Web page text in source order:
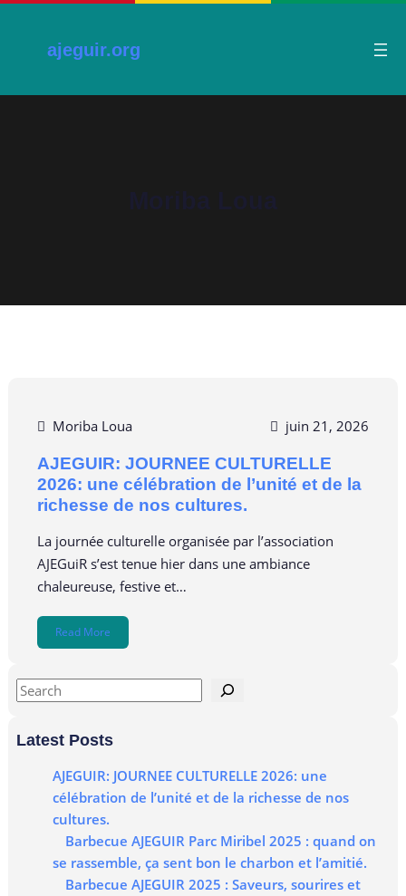
ajeguir.org
Moriba Loua juin 21, 2026
AJEGUIR: JOURNEE CULTURELLE
2026: une célébration de l’unité et de la
richesse de nos cultures.
La journée culturelle organisée par l’association
AJEGuiR s’est tenue hier dans une ambiance
chaleureuse, festive et…
Read More
Latest Posts
AJEGUIR: JOURNEE CULTURELLE 2026: une
célébration de l’unité et de la richesse de nos
cultures.
Barbecue AJEGUIR Parc Miribel 2025 : quand on
se rassemble, ça sent bon le charbon et l’amitié.
Barbecue AJEGUIR 2025 : Saveurs, sourires et